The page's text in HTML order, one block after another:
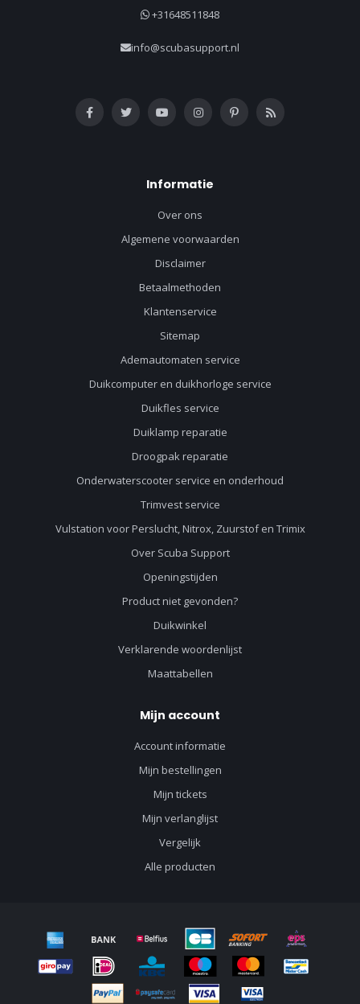
+31648511848
info@scubasupport.nl
Informatie
Over ons
Algemene voorwaarden
Disclaimer
Betaalmethoden
Klantenservice
Sitemap
Ademautomaten service
Duikcomputer en duikhorloge service
Duikfles service
Duiklamp reparatie
Droogpak reparatie
Onderwaterscooter service en onderhoud
Trimvest service
Vulstation voor Perslucht, Nitrox, Zuurstof en Trimix
Over Scuba Support
Openingstijden
Product niet gevonden?
Duikwinkel
Verklarende woordenlijst
Maattabellen
Mijn account
Account informatie
Mijn bestellingen
Mijn tickets
Mijn verlanglijst
Vergelijk
Alle producten